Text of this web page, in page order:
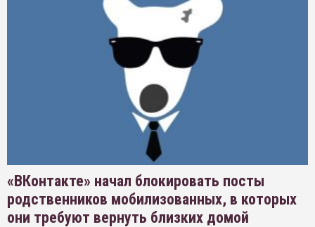
«ВКонтакте» начал блокировать посты
родственников мобилизованных, в которых
они требуют вернуть близких домой